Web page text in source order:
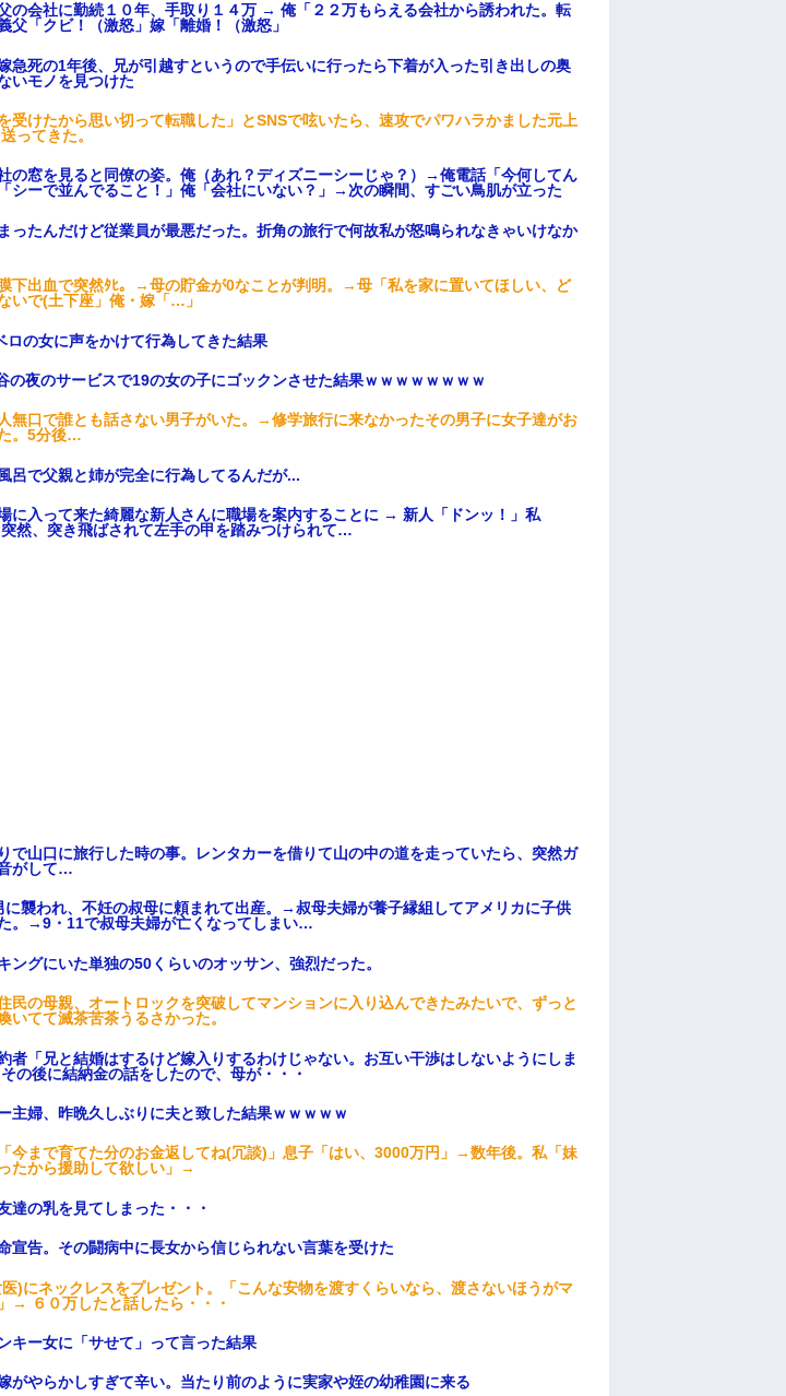
父の会社に勤続１０年、手取り１４万 → 俺「２２万もらえる会社から誘われた。転
父「クビ！（激怒」嫁「離婚！（激怒」
嫁急死の1年後、兄が引越すというので手伝いに行ったら下着が入った引き出しの奥
いモノを見つけた
受けたから思い切って転職した」とSNSで呟いたら、速攻でパワハラかました元上
ってきた。
の窓を見ると同僚の姿。俺（あれ？ディズニーシーじゃ？）→俺電話「今何してん
シーで並んでること！」俺「会社にいない？」→次の瞬間、すごい鳥肌が立った
ったんだけど従業員が最悪だった。折角の旅行で何故私が怒鳴られなきゃいけなか
下出血で突然ﾀﾋ。→母の貯金が0なことが判明。→母「私を家に置いてほしい、ど
いで(土下座」俺・嫁「…」
ロの女に声をかけて行為してきた結果
の夜のサービスで19の女の子にゴックンさせた結果ｗｗｗｗｗｗｗｗ
無口で誰とも話さない男子がいた。→修学旅行に来なかったその男子に女子達がお
。5分後…
呂で父親と姉が完全に行為してるんだが...
場に入って来た綺麗な新人さんに職場を案内することに → 新人「ドンッ！」私
然、突き飛ばされて左手の甲を踏みつけられて…
で山口に旅行した時の事。レンタカーを借りて山の中の道を走っていたら、突然ガ
がして…
に襲われ、不妊の叔母に頼まれて出産。→叔母夫婦が養子縁組してアメリカに子供
。→9・11で叔母夫婦が亡くなってしまい…
ングにいた単独の50くらいのオッサン、強烈だった。
民の母親、オートロックを突破してマンションに入り込んできたみたいで、ずっと
いてて滅茶苦茶うるさかった。
者「兄と結婚はするけど嫁入りするわけじゃない。お互い干渉はしないようにしま
の後に結納金の話をしたので、母が・・・
主婦、昨晩久しぶりに夫と致した結果ｗｗｗｗｗ
「今まで育てた分のお金返してね(冗談)」息子「はい、3000万円」→数年後。私「妹
たから援助して欲しい」→
達の乳を見てしまった・・・
宣告。その闘病中に長女から信じられない言葉を受けた
)にネックレスをプレゼント。「こんな安物を渡すくらいなら、渡さないほうがマ
→ ６０万したと話したら・・・
キー女に「サせて」って言った結果
がやらかしすぎて辛い。当たり前のように実家や姪の幼稚園に来る